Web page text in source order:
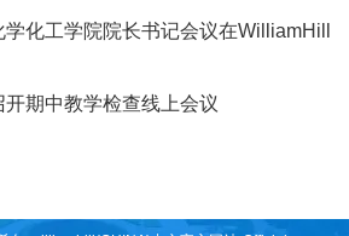
化工学院院长书记会议在WilliamHill
开期中教学检查线上会议